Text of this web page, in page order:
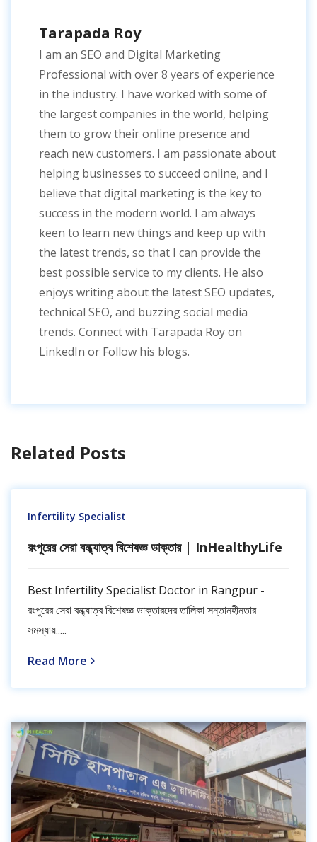
Tarapada Roy
I am an SEO and Digital Marketing
Professional with over 8 years of experience
in the industry. I have worked with some of
the largest companies in the world, helping
them to grow their online presence and
reach new customers. I am passionate about
helping businesses to succeed online, and I
believe that digital marketing is the key to
success in the modern world. I am always
keen to learn new things and keep up with
the latest trends, so that I can provide the
best possible service to my clients. He also
enjoys writing about the latest SEO updates,
technical SEO, and buzzing social media
trends. Connect with Tarapada Roy on
LinkedIn or Follow his blogs.
Related Posts
Infertility Specialist
রংপুরের সেরা বন্ধ্যাত্ব বিশেষজ্ঞ ডাক্তার | InHealthyLife
Best Infertility Specialist Doctor in Rangpur -
রংপুরের সেরা বন্ধ্যাত্ব বিশেষজ্ঞ ডাক্তারদের তালিকা সন্তানহীনতার
সমস্যায়.....
Read More